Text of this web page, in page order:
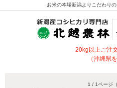
お米の本場新潟よりこだわり
20kg以上ご注
（沖縄県
1 / 1ページ